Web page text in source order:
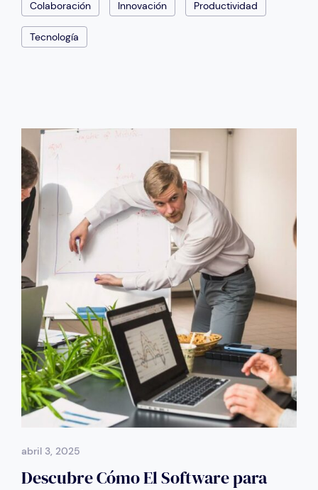
Colaboración Innovación Productividad
Tecnología
abril 3, 2025
Descubre Cómo El Software para